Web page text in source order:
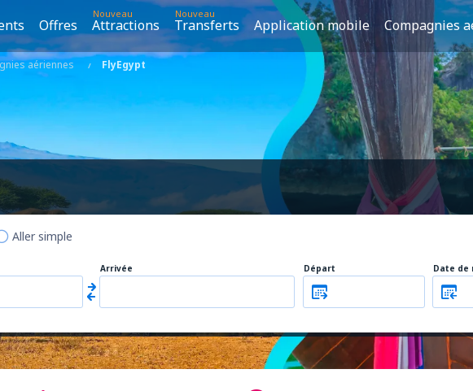
Offres
Nouveau
Attractions
Nouveau
Transferts Application mobile Compagnies
aériennes FlyEgypt
Aller simple
Arrivée Départ Date de